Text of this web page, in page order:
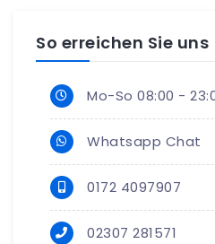
So erreichen Sie uns
Mo-So 08:00 -
Whatsapp Chat
0172 4097907
02307 281571